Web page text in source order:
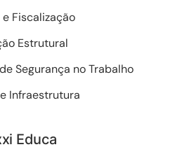
Fiscalização
Estrutural
Segurança no Trabalho
Infraestrutura
Educa